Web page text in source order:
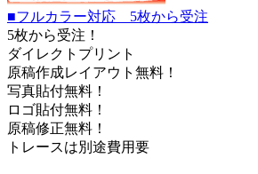
■フルカラー対応 5枚から受注
5枚から受注！
ダイレクトプリント
原稿作成レイアウト無料！
写真貼付無料！
ロゴ貼付無料！
原稿修正無料！
トレースは別途費用要